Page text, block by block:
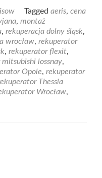
Tagged aeris, cena
, montaż
, rekuperacja dolny śląsk,
wrocław, rekuperator
, rekuperator flexit,
lossnay,
Opole, rekuperator
Thessla
Wrocław,